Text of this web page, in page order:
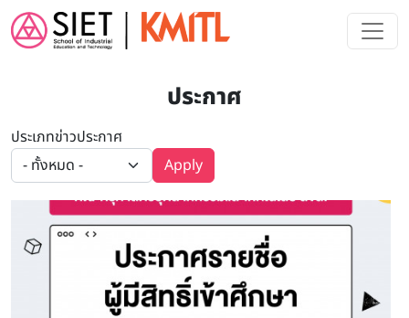
Skip to main content
ประกาศ
ประเภทข่าวประกาศ
Apply